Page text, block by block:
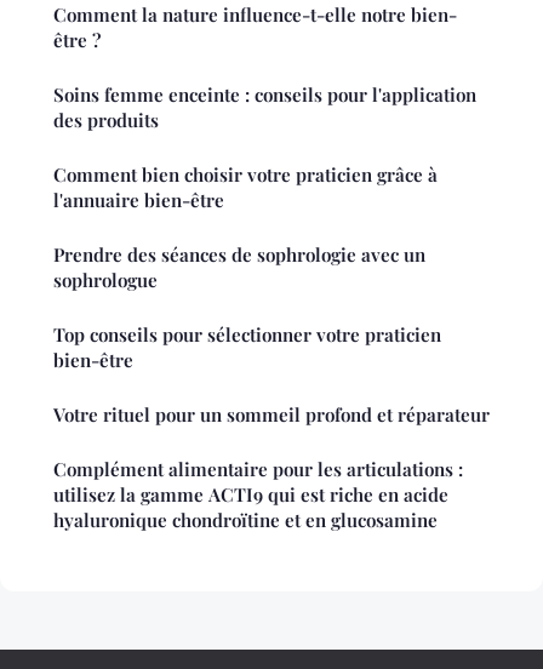
Comment la nature influence-t-elle notre bien-
être ?
Soins femme enceinte : conseils pour l'application
des produits
Comment bien choisir votre praticien grâce à
l'annuaire bien-être
Prendre des séances de sophrologie avec un
sophrologue
Top conseils pour sélectionner votre praticien
bien-être
Votre rituel pour un sommeil profond et réparateur
Complément alimentaire pour les articulations :
utilisez la gamme ACTI9 qui est riche en acide
hyaluronique chondroïtine et en glucosamine